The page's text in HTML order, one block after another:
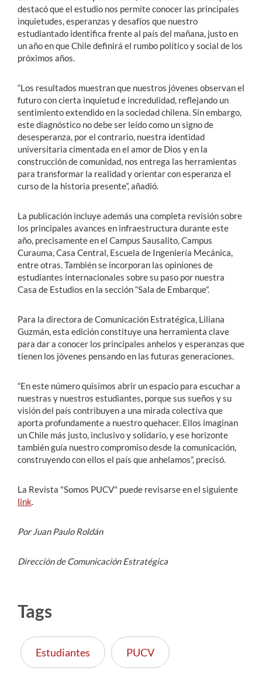
destacó que el estudio nos permite conocer las principales
inquietudes, esperanzas y desafíos que nuestro
estudiantado identifica frente al país del mañana, justo en
un año en que Chile definirá el rumbo político y social de los
próximos años.
“Los resultados muestran que nuestros jóvenes observan el
futuro con cierta inquietud e incredulidad, reflejando un
sentimiento extendido en la sociedad chilena. Sin embargo,
este diagnóstico no debe ser leído como un signo de
desesperanza, por el contrario, nuestra identidad
universitaria cimentada en el amor de Dios y en la
construcción de comunidad, nos entrega las herramientas
para transformar la realidad y orientar con esperanza el
curso de la historia presente”, añadió.
La publicación incluye además una completa revisión sobre
los principales avances en infraestructura durante este
año, precisamente en el Campus Sausalito, Campus
Curauma, Casa Central, Escuela de Ingeniería Mecánica,
entre otras. También se incorporan las opiniones de
estudiantes internacionales sobre su paso por nuestra
Casa de Estudios en la sección “Sala de Embarque”.
Para la directora de Comunicación Estratégica, Liliana
Guzmán, esta edición constituye una herramienta clave
para dar a conocer los principales anhelos y esperanzas que
tienen los jóvenes pensando en las futuras generaciones.
“En este número quisimos abrir un espacio para escuchar a
nuestras y nuestros estudiantes, porque sus sueños y su
visión del país contribuyen a una mirada colectiva que
aporta profundamente a nuestro quehacer. Ellos imaginan
un Chile más justo, inclusivo y solidario, y ese horizonte
también guía nuestro compromiso desde la comunicación,
construyendo con ellos el país que anhelamos”, precisó.
La Revista "Somos PUCV" puede revisarse en el siguiente
link
Por Juan Paulo Roldán
Dirección de Comunicación Estratégica
Tags
Estudiantes PUCV